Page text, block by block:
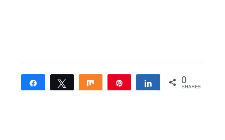
Share Tweet Share Share 0
SHARES